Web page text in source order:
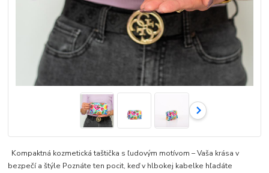
Kompaktná kozmetická taštička s ľudovým motívom – Vaša krása v
bezpečí a štýle Poznáte ten pocit, keď v hlbokej kabelke hľadáte